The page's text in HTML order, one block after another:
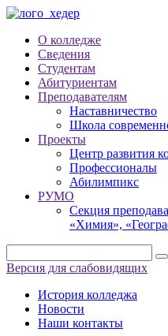
О колледже
Сведения
Студентам
Абитуриентам
Преподавателям
Наставничество
Школа
Проекты
Центр развития
Профессионалы
Абилимпикс
РУМО
Секция
«Химия»,
Версия для слабовидящих
История колледжа
Новости
Наши контакты